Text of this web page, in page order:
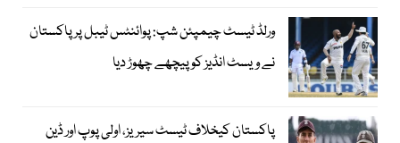
ورلڈ ٹیسٹ چیمپئن شپ: پوائنٹس ٹیبل پر پاکستان
نے ویسٹ انڈیز کو پیچھے چھوڑ دیا
پاکستان کیخلاف ٹیسٹ سیریز، اولی پوپ اور ڈین